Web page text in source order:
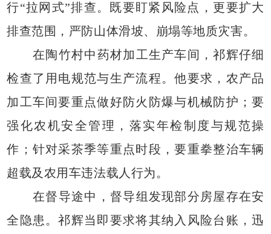
行“拉网式”排查。既要盯紧风险点，更要扩大
排查范围，严防山体滑坡、崩塌等地质灾害。
在陶竹村中药材加工生产车间，祁辉仔细
检查了用电规范与生产流程。他要求，农产品
加工车间要重点做好防火防爆与机械防护；要
强化农机安全管理，落实年检制度与规范操
作；针对采茶季等重点时段，要重拳整治车辆
超载及农用车违法载人行为。
在督导途中，督导组发现部分房屋存在安
全隐患。祁辉当即要求将其纳入风险台账，迅